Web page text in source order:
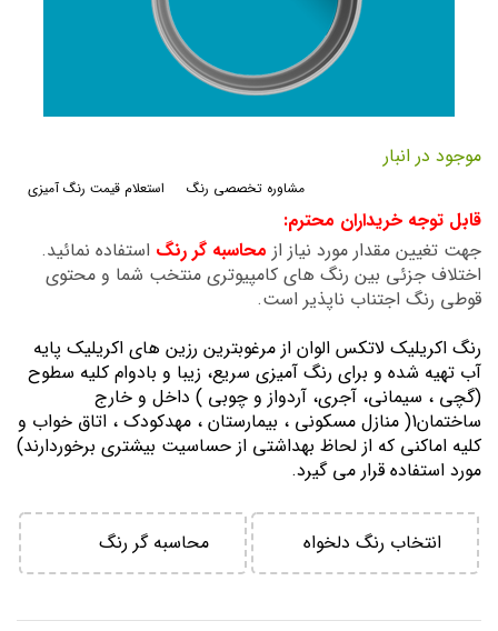
ابتدای
گالری
موجود در انبار
استعلام قیمت رنگ آمیزی مشاوره تخصصی رنگ
قابل توجه خریداران محترم:
جهت تغیین مقدار مورد نیاز از محاسبه گر رنگ استفاده نمائید.
اختلاف جزئی بین رنگ های کامپیوتری منتخب شما و محتوی
قوطی رنگ اجتناب ناپذیر است.
رنگ اكريليك لاتكس الوان از مرغوبترين رزين هاي اكريليك پايه
آب تهيه شده و برای رنگ آمیزی سریع، زیبا و بادوام کلیه سطوح
(گچی ، سیمانی، آجری، آردواز و چوبی ) داخل و خارج
ساختمان1( منازل مسكوني ، بيمارستان ، مهدكودك ، اتاق خواب و
كليه اماكني كه از لحاظ بهداشتي از حساسيت بيشتري برخوردارند)
مورد استفاده قرار می گیرد.
انتخاب رنگ دلخواه محاسبه گر رنگ